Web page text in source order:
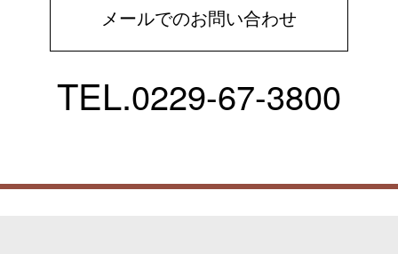
メールでのお問い合わせ
TEL.0229-67-3800